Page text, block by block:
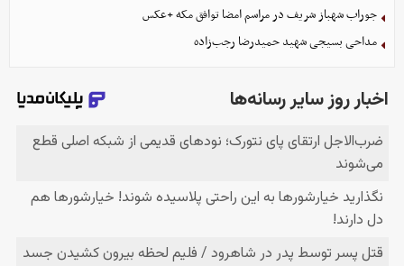
جوراب‌ شهباز شریف در مراسم امضا توافق‌ مکه +عکس
مداحی بسیجی شهید حمیدرضا رجب‌زاده